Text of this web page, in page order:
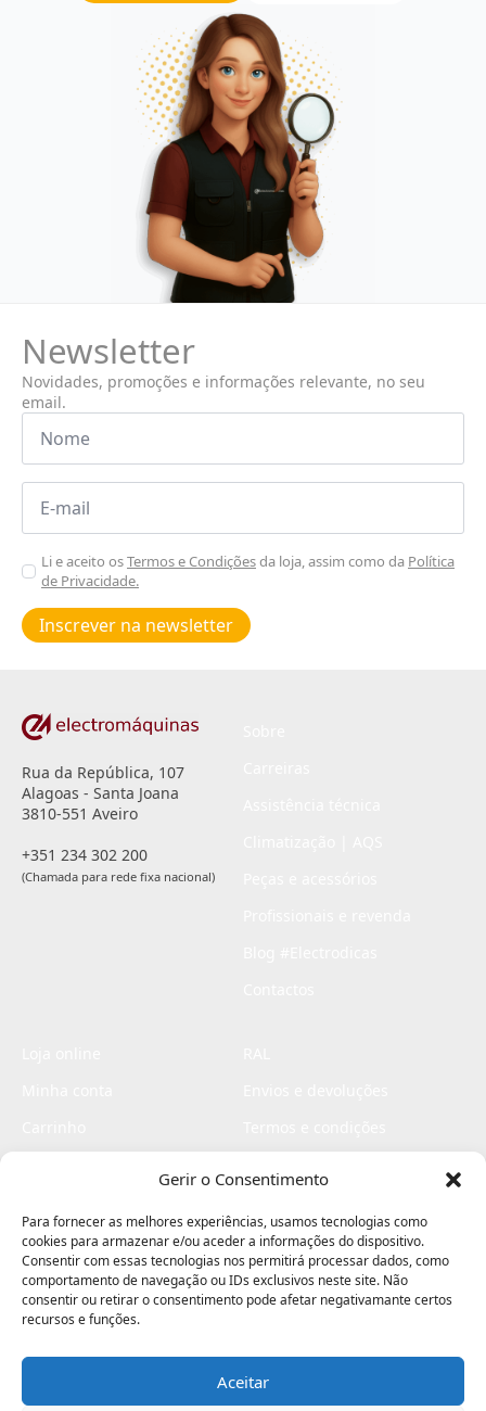
Gerir o Consentimento
Para fornecer as melhores experiências, usamos tecnologias como
cookies para armazenar e/ou aceder a informações do dispositivo.
Consentir com essas tecnologias nos permitirá processar dados, como
comportamento de navegação ou IDs exclusivos neste site. Não
consentir ou retirar o consentimento pode afetar negativamante certos
recursos e funções.
Aceitar
Newsletter
Novidades, promoções e informações relevante, no seu
email.
Nome
Email
Aceitar
Poiticas
de
privacidade
Li e aceito osTermos e Condiçõesda loja, assim como da Política
de Privacidade.
Inscrever na newsletter
Rua da República, 107
Alagoas - Santa Joana
3810-551 Aveiro
+351 234 302 200
(Chamada para rede fixa nacional)
Livro de elogios